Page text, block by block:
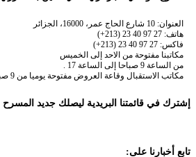
العنوان: 10 شارع الحاج عمر، 16000، الجزائر
هاتف: 27 97 40 23 (213+)
فاكس: 27 97 40 23 (213+)
مكاتبنا مفتوحة من الاحد إلى الخميس
من الساعة 9 صباحا إلى الساعة 17 .
مكاتب الاستقبال وقاعة العروض مفتوحة يوميا من 9 صباحا إلى غاية نهاية العروض.
إشترك في قائمتنا البريدية ليصلك جديد المسرح
تابع أخبارنا على: